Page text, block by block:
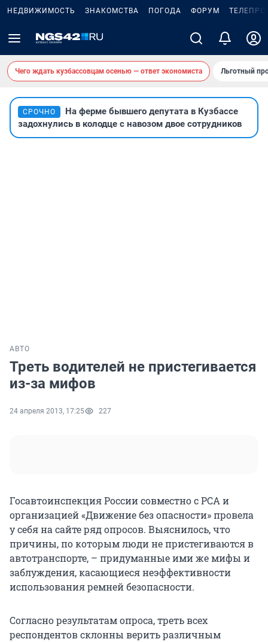
НЕДВИЖИМОСТЬ ЗНАКОМСТВА ПОГОДА ФОРУМ
Чего ждать кузбассовцам осенью — ответ экономиста Льготный
СРОЧНО
На ферме бывшего депутата в Кузбассе
задохнулись в колодце с навозом двое сотрудников
АВТО
Треть водителей не пристегивается
из-за мифов
24 апреля 2013, 17:25 227
Госавтоинспекция России совместно с РСА и
организацией «Движение без опасности» провела
у себя на сайте ряд опросов. Выяснилось, что
причины, по которым люди не пристегиваются в
автотранспорте, – придуманные ими же мифы и
заблуждения, касающиеся неэффективности
использования ремней безопасности.
Согласно результатам опроса, треть всех
респондентов склонны верить различным